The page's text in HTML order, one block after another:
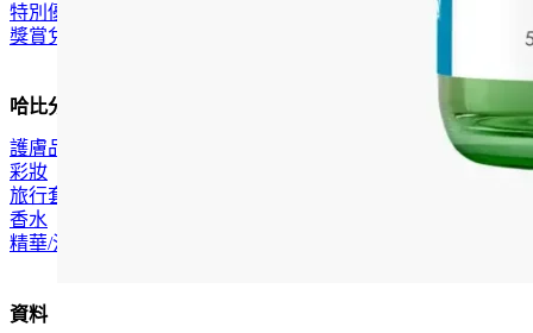
特別優惠
獎賞兌換
哈比分類
護膚品
彩妝
旅行套裝
香水
精華/油
資料